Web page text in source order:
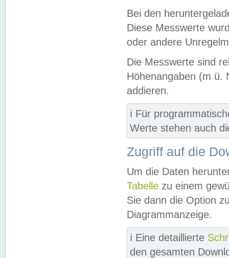
Bei den
Diese Messwerte
oder andere
Die Messwerte sind
Höhenangaben (m ü.
addieren.
ℹ️ Für
Werte stehen auch
Zugriff auf die
Um die Daten
Tabelle zu einem
Sie dann die Option
Diagrammanzeige.
ℹ️ Eine detaillierte
den gesamten